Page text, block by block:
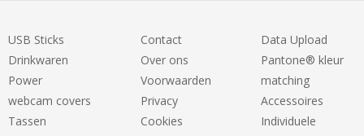
USB Sticks
Drinkwaren
Power
webcam covers
Tassen
Contact
Over ons
Voorwaarden
Privacy
Cookies
Data Upload
Pantone® kleur
matching
Accessoires
Individuele